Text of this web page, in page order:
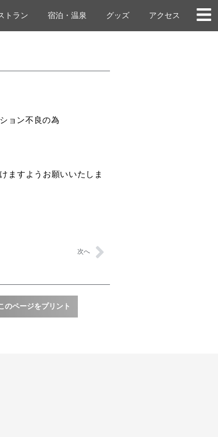
トラン 宿泊・温泉 グッズ アクセス
ョン不良の為
ますようお願いいたしま
次へ
のページをプリント